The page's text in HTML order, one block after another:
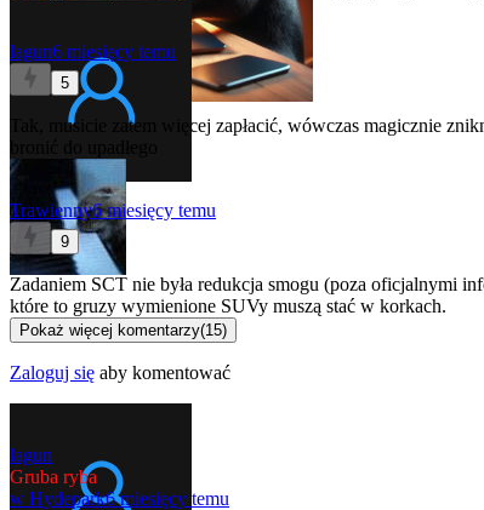
lagun6 miesięcy temu
5
Tak, musicie zatem więcej zapłacić, wówczas magicznie
Trawienny6 miesięcy temu
9
Zadaniem SCT nie była redukcja smogu (poza oficjalnymi
które to gruzy wymienione SUVy muszą stać w korkach.
Pokaż więcej komentarzy(15)
Zaloguj się aby komentować
lagun
Gruba ryba
w Hydepark6 miesięcy temu